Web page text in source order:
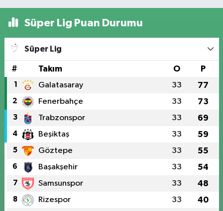
Süper Lig Puan Durumu
Süper Lig
# Takım O P
1 Galatasaray 33 77
2 Fenerbahçe 33 73
3 Trabzonspor 33 69
4 Beşiktaş 33 59
5 Göztepe 33 55
6 Başakşehir 33 54
7 Samsunspor 33 48
8 Rizespor 33 40